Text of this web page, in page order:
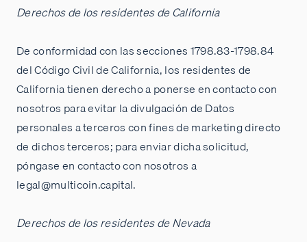
Derechos de los residentes de California
De conformidad con las secciones 1798.83-1798.84
del Código Civil de California, los residentes de
California tienen derecho a ponerse en contacto con
nosotros para evitar la divulgación de Datos
personales a terceros con fines de marketing directo
de dichos terceros; para enviar dicha solicitud,
póngase en contacto con nosotros a
legal@multicoin.capital.
Derechos de los residentes de Nevada